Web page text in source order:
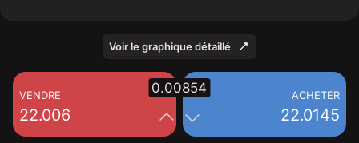
Voir le graphique détaillé
VENDRE
22.006
ACHETER
22.0145
0.00854